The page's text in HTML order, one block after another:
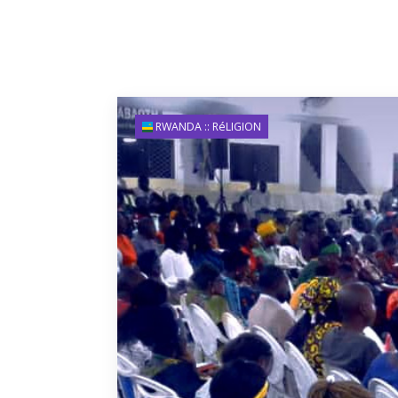
RWANDA :: RéLIGION